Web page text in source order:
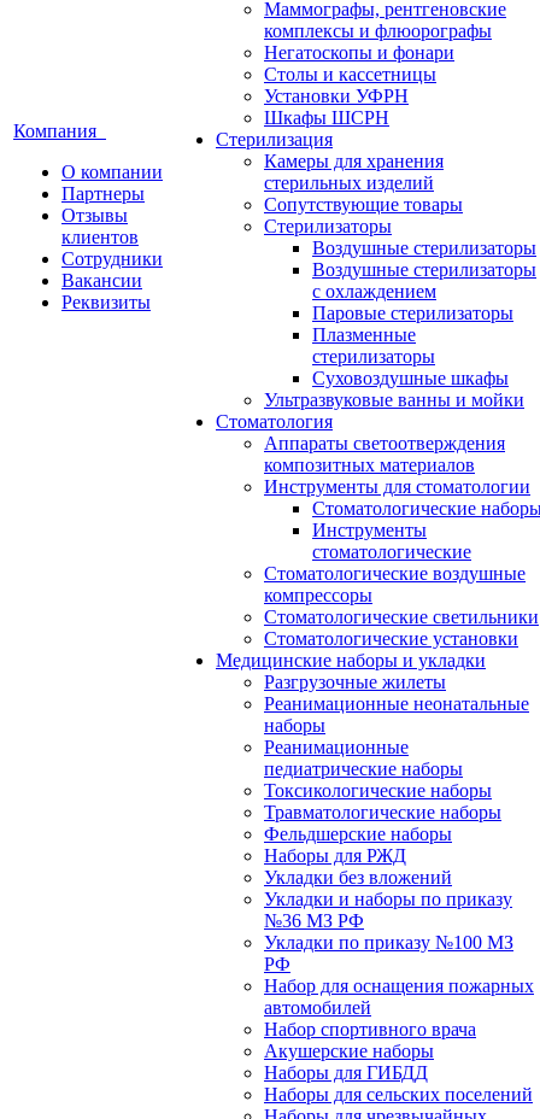
Компания
О компании
Партнеры
Отзывы
клиентов
Сотрудники
Вакансии
Реквизиты
Маммографы, рентгеновские
комплексы и флюорографы
Негатоскопы и фонари
Столы и кассетницы
Установки УФРН
Шкафы ШСРН
Стерилизация
Камеры для хранения
стерильных изделий
Сопутствующие товары
Стерилизаторы
Воздушные стерилизаторы
Воздушные стерилизаторы
с охлаждением
Паровые стерилизаторы
Плазменные
стерилизаторы
Суховоздушные шкафы
Ультразвуковые ванны и мойки
Стоматология
Аппараты светоотверждения
композитных материалов
Инструменты для стоматологии
Стоматологические
Инструменты
стоматологические
Стоматологические воздушные
компрессоры
Стоматологические светильники
Стоматологические установки
Медицинские наборы и укладки
Разгрузочные жилеты
Реанимационные неонатальные
наборы
Реанимационные
педиатрические наборы
Токсикологические наборы
Травматологические наборы
Фельдшерские наборы
Наборы для РЖД
Укладки без вложений
Укладки и наборы по приказу
№36 МЗ РФ
Укладки по приказу №100 МЗ
РФ
Набор для оснащения пожарных
автомобилей
Набор спортивного врача
Акушерские наборы
Наборы для ГИБДД
Наборы для сельских поселений